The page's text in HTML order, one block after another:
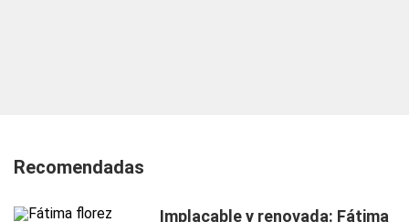
Recomendadas
Implacable y renovada: Fátima